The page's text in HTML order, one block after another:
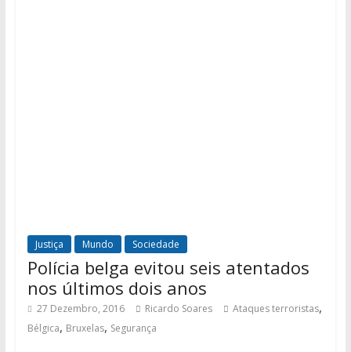
Justiça Mundo Sociedade
Polícia belga evitou seis atentados
nos últimos dois anos
27 Dezembro, 2016 Ricardo Soares Ataques terroristas,
Bélgica, Bruxelas, Segurança